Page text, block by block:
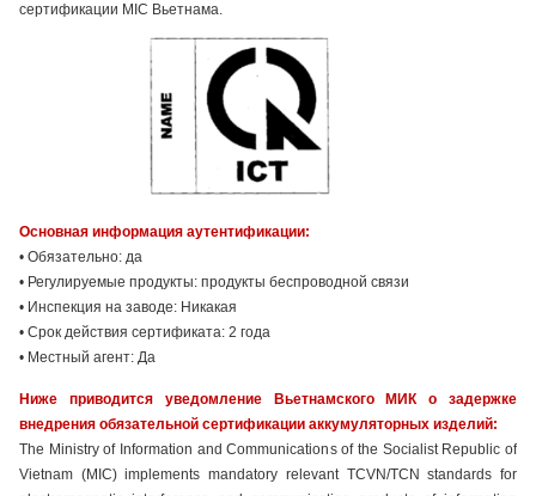
сертификации MIC Вьетнама.
Основная информация аутентификации:
• Обязательно: да
• Регулируемые продукты: продукты беспроводной связи
• Инспекция на заводе: Никакая
• Срок действия сертификата: 2 года
• Местный агент: Да
Ниже приводится уведомление Вьетнамского МИК о задержке
внедрения обязательной сертификации аккумуляторных изделий:
The Ministry of Information and Communications of the Socialist Republic of
Vietnam (MIC) implements mandatory relevant TCVN/TCN standards for